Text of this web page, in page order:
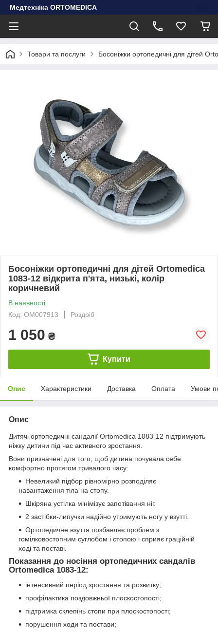
Медтехніка ORTOMEDICA
Товари та послуги Босоніжки ортопедичні для дітей
Босоніжки ортопедичні для дітей Ortomedica
1083-12 відкрита п'ята, низькі, колір
коричневий
В наявності
Код: ОМ007913
Роздріб
1 050 ₴
Купити
Опис Характеристики Доставка Оплата Умови
Опис
Дитячі ортопедичні сандалії Ortomedica 1083-12 підтримують
ніжку дитини під час активного зростання.
Вони призначені для того, щоб дитина почувала себе
комфортно протягом тривалого часу:
Невеликий підбор рівномірно розподіляє
навантаження тіла на стопу.
Шкіряна устілка мінімізує запотівання ніг.
2 застібки-липучки надійно утримують ногу у взутті.
Ортопедичне взуття позбавляє проблем з
гомілковостопним суглобом і стопою і сприяє граційній
ході та поставі.
Показання до носіння ортопедичних сандалів
Ortomedica 1083-12:
інтенсивний період зростання та розвитку;
профілактика поздовжньої плоскостопості;
підтримка склепінь стопи при плоскостопості;
порушення ходи та постави;